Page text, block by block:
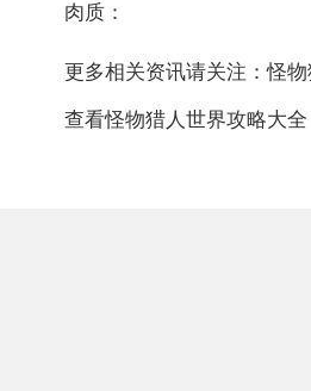
肉质：
更多相关资讯请关注：怪
查看怪物猎人世界攻略大全